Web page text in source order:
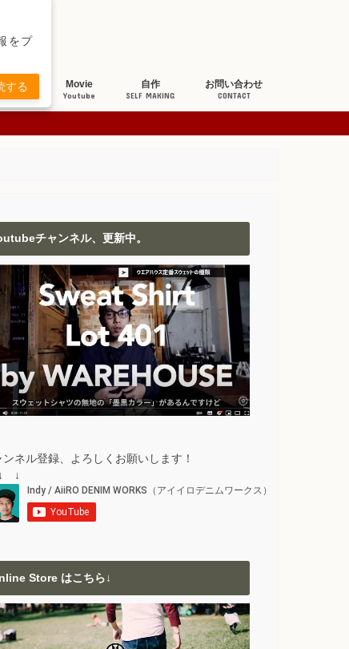
究
JEANS
Movie
Youtube
自作
SELF MAKING
お問い合わせ
CONTACT
チャンネル、更新中。
ンネル登録、よろしくお願いします！
↓
Store はこちら↓
をプ
する